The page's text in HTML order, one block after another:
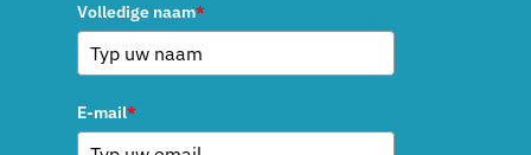
Volledige naam*
E-mail*